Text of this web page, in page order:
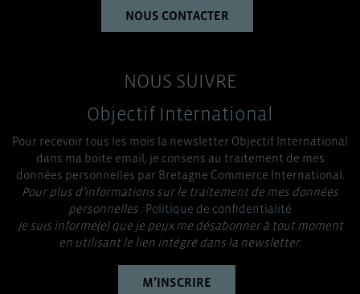
NOUS CONTACTER
NOUS SUIVRE
Objectif International
Pour recevoir tous les mois la newsletter Objectif International
dans ma boite email, je consens au traitement de mes
données personnelles par Bretagne Commerce International.
Pour plus d’informations sur le traitement de mes données
personnelles :Politique de confidentialité
Je suis informé(e) que je peux me désabonner à tout moment
en utilisant le lien intégré dans la newsletter.
M’INSCRIRE